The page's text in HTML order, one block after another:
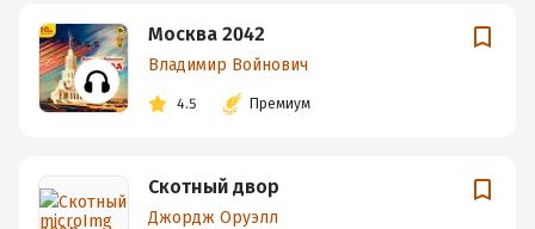
Москва 2042
Владимир Войнович
4.5 Премиум
Скотный двор
Джордж Оруэлл